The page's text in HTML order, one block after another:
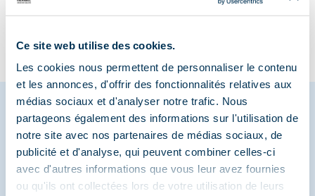
Ce site web utilise des cookies.
Les cookies nous permettent de personnaliser le contenu
et les annonces, d'offrir des fonctionnalités relatives aux
médias sociaux et d'analyser notre trafic. Nous
partageons également des informations sur l'utilisation de
notre site avec nos partenaires de médias sociaux, de
publicité et d'analyse, qui peuvent combiner celles-ci
avec d'autres informations que vous leur avez fournies
ou qu'ils ont collectées lors de votre utilisation de leurs
Partagez vos moments à
Méribel